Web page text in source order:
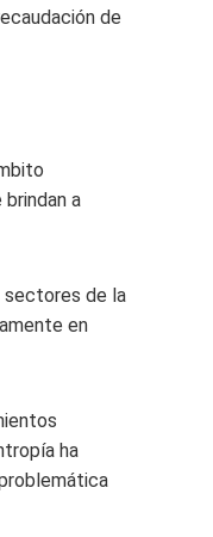
de
a
sectores de la
en
ha